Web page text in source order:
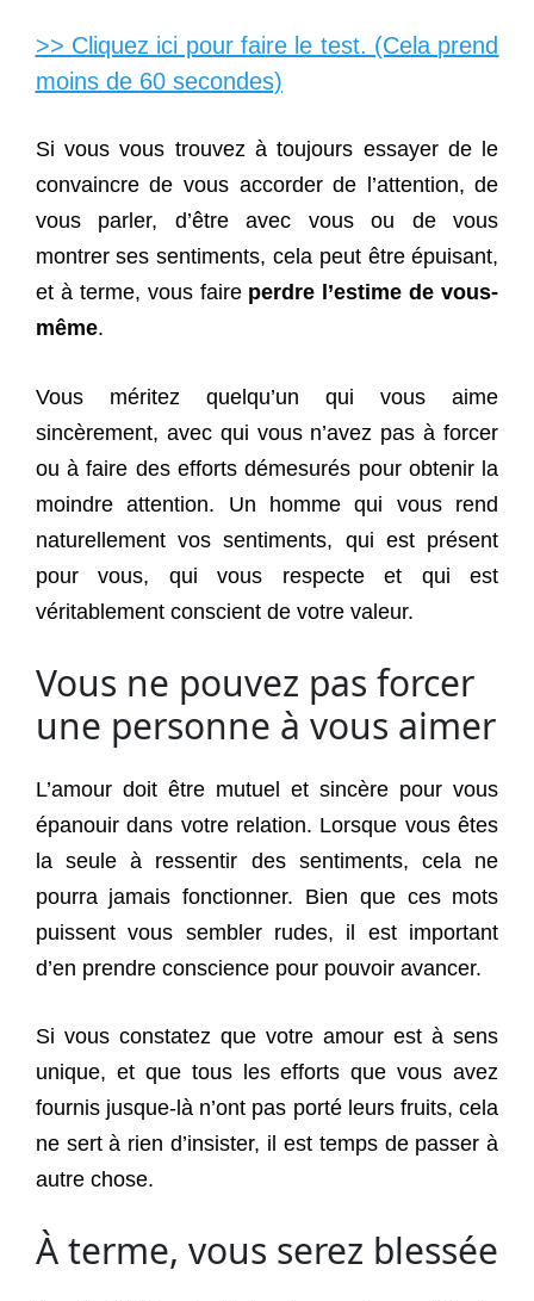
>> Cliquez ici pour faire le test. (Cela prend
moins de 60 secondes)
Si vous vous trouvez à toujours essayer de le
convaincre de vous accorder de l’attention, de
vous parler, d’être avec vous ou de vous
montrer ses sentiments, cela peut être épuisant,
et à terme, vous faire perdre l’estime de vous-
même.
Vous méritez quelqu’un qui vous aime
sincèrement, avec qui vous n’avez pas à forcer
ou à faire des efforts démesurés pour obtenir la
moindre attention. Un homme qui vous rend
naturellement vos sentiments, qui est présent
pour vous, qui vous respecte et qui est
véritablement conscient de votre valeur.
Vous ne pouvez pas forcer
une personne à vous aimer
L’amour doit être mutuel et sincère pour vous
épanouir dans votre relation. Lorsque vous êtes
la seule à ressentir des sentiments, cela ne
pourra jamais fonctionner. Bien que ces mots
puissent vous sembler rudes, il est important
d’en prendre conscience pour pouvoir avancer.
Si vous constatez que votre amour est à sens
unique, et que tous les efforts que vous avez
fournis jusque-là n’ont pas porté leurs fruits, cela
ne sert à rien d’insister, il est temps de passer à
autre chose.
À terme, vous serez blessée